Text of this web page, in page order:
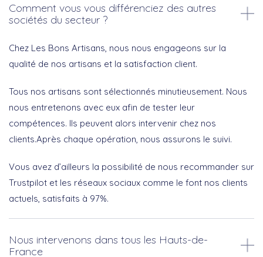
Comment vous vous différenciez des autres
sociétés du secteur ?
Chez Les Bons Artisans, nous nous engageons sur la
qualité de nos artisans et la satisfaction client.
Tous nos artisans sont sélectionnés minutieusement. Nous
nous entretenons avec eux afin de tester leur
compétences. Ils peuvent alors intervenir chez nos
clients.Après chaque opération, nous assurons le suivi.
Vous avez d’ailleurs la possibilité de nous recommander sur
Trustpilot et les réseaux sociaux comme le font nos clients
actuels, satisfaits à 97%.
Nous intervenons dans tous les Hauts-de-
France